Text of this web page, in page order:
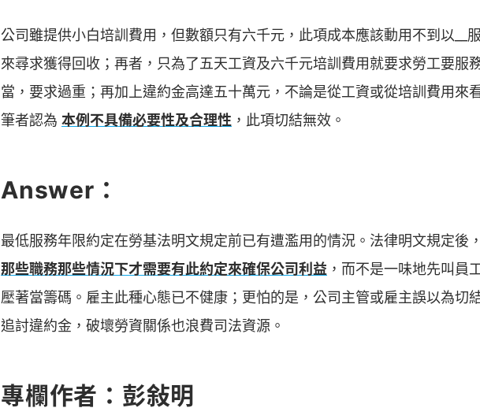
公司雖提供小白培訓費用，但數額只有六千元，此項成本應該動用不到以__
來尋求獲得回收；再者，只為了五天工資及六千元培訓費用就要求勞工要服
當，要求過重；再加上違約金高達五十萬元，不論是從工資或從培訓費用來
筆者認為 本例不具備必要性及合理性 ，此項切結無效。
Answer：
最低服務年限約定在勞基法明文規定前已有遭濫用的情況。法律明文規定後
那些職務那些情況下才需要有此約定來確保公司利益 ，而不是一味地先叫員
壓著當籌碼。雇主此種心態已不健康；更怕的是，公司主管或雇主誤以為切
追討違約金，破壞勞資關係也浪費司法資源。
專欄作者：彭敍明